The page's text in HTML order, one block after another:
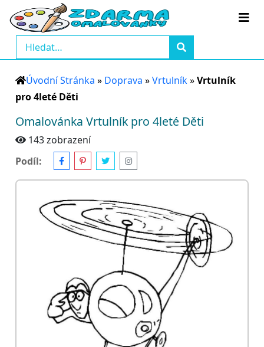
Úvodní Stránka » Doprava »Vrtulník»Vrtulník
pro 4leté Děti
Omalovánka Vrtulník pro 4leté Děti
143 zobrazení
Podíl: